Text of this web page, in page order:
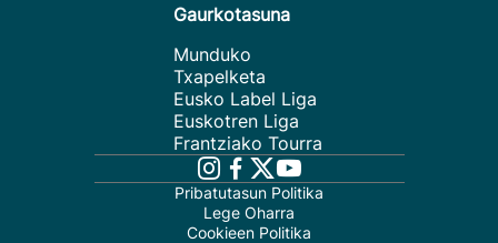
Gaurkotasuna
Munduko
Txapelketa
Eusko Label Liga
Euskotren Liga
Frantziako Tourra
Pribatutasun Politika
Lege Oharra
Cookieen Politika